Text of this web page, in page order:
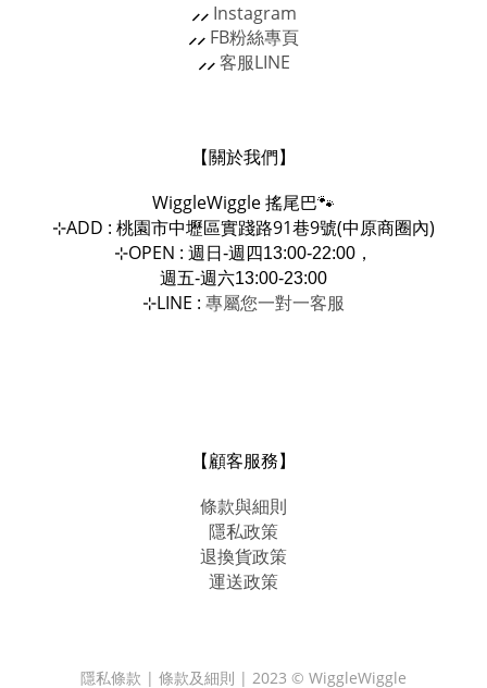
⸝⸝ Instagram
⸝⸝ FB粉絲專頁
⸝⸝客服LINE
【關於我們】
WiggleWiggle搖尾巴🐾
⊹ADD : 桃園市中壢區實踐路91巷9號(中原商圈內)
⊹OPEN : 週日-週四13:00-22:00，
週五-週六13:00-23:00
⊹LINE : 專屬您一對一客服
【顧客服務】
條款與細則
隱私政策
退換貨政策
運送政策
隱私條款 | 條款及細則 | 2023 © WiggleWiggle